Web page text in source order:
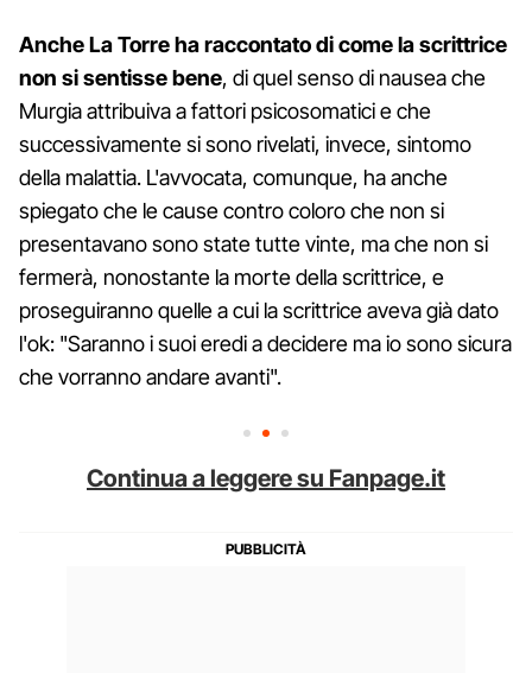
Anche La Torre ha raccontato di come la scrittrice
non si sentisse bene, di quel senso di nausea che
Murgia attribuiva a fattori psicosomatici e che
successivamente si sono rivelati, invece, sintomo
della malattia. L'avvocata, comunque, ha anche
spiegato che le cause contro coloro che non si
presentavano sono state tutte vinte, ma che non si
fermerà, nonostante la morte della scrittrice, e
proseguiranno quelle a cui la scrittrice aveva già dato
l'ok: "Saranno i suoi eredi a decidere ma io sono sicura
che vorranno andare avanti".
Continua a leggere su Fanpage.it